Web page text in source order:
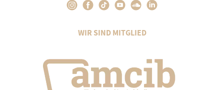
WIR SIND MITGLIED